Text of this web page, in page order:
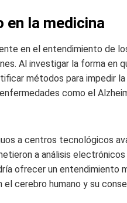
en la medicina
en el entendimiento de
Al investigar la forma en
métodos para impedir
como el
a centros tecnológicos
a análisis electrónicos
ofrecer un entendimiento
cerebro humano y su